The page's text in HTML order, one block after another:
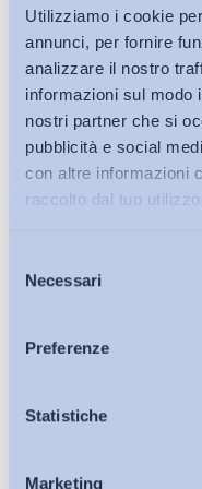
Utilizziamo i cookie
annunci, per fornire
analizzare il nostro
informazioni sul modo
nostri partner che si
pubblicità e social
con altre informazioni
raccolto dal tuo
delNecessari
Preferenze
Statistiche
Marketing
Bollettini ADAPT
Articoli
Osservatori
L’impatto
lavoratori e sulla loro
recente studio
Politiche del lavoro e
LINK
Lavoratori con
Politiche del lavoro e
08/01/2024